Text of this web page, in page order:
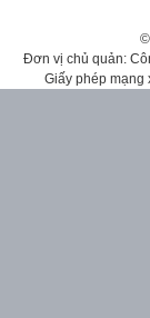
Đơn vị chủ quản:
Giấy phép mạng